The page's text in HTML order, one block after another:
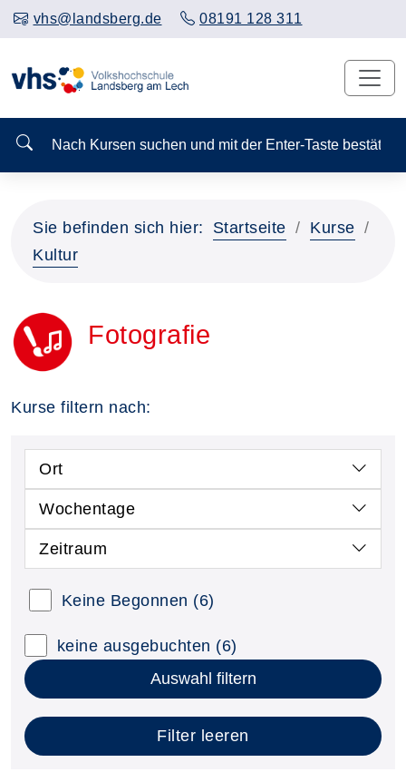
vhs@landsberg.de 08191 128 311
Nach Kursen suchen und mit der Enter-Taste
Sie befinden sich hier: Startseite
Kurse
Kultur
Fotografie
Kurse filtern nach:
Ort
Wochentage
Zeitraum
Keine Begonnen (6)
keine ausgebuchten (6)
Auswahl filtern
Filter leeren